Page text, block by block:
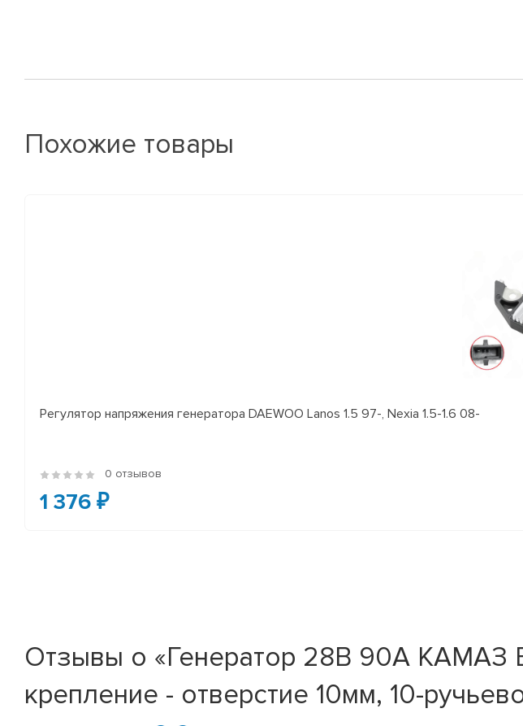
Похожие товары
Регулятор напряжения генератора DAEWOO Lanos 1.5 97-, Nexia 1.5-1.6 08-
0 отзывов
1 376 ₽
Отзывы о «Генератор 28В 90А КАМАЗ
крепление - отверстие 10мм, 10-